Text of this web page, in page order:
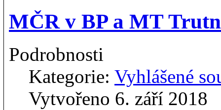
MČR v BP a MT
Podrobnosti
Kategorie: Vyhlášené
Vytvořeno 6. září 2018